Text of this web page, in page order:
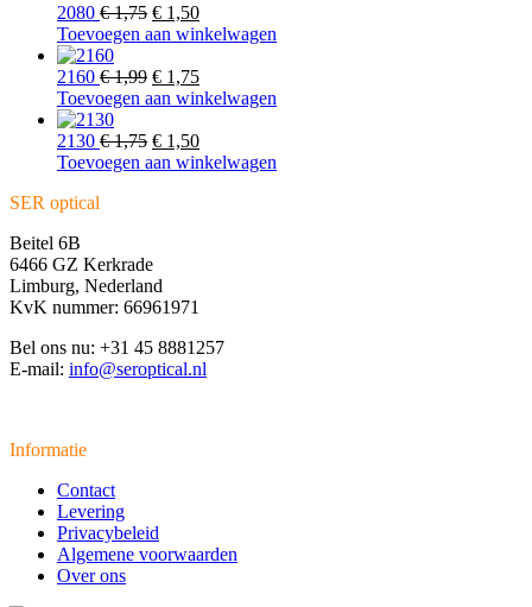
€ 2,00.€ 1,75.
2080 €1,75 Oorspronkelijke
prijs
€ 1,75.
€ 1,50Huidige
prijs
€ 1,50.
Toevoegen aan winkelwagen
2160 €1,99 Oorspronkelijke
prijs
€ 1,99.
€ 1,75Huidige
prijs
€ 1,75.
Toevoegen aan winkelwagen
2130 €1,75 Oorspronkelijke
prijs
€ 1,50Huidige
prijs
Toevoegen aan winkelwagen
SER optical
Beitel 6B
6466 GZ Kerkrade
Limburg, Nederland
KvK nummer: 66961971
Bel ons nu: +31 45 8881257
E-mail: info@seroptical.nl
Informatie
Contact
Levering
Privacybeleid
Algemene voorwaarden
Over ons